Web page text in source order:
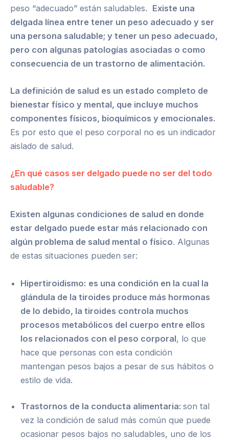
peso “adecuado” están saludables. Existe una
delgada línea entre tener un peso adecuado y ser
una persona saludable; y tener un peso adecuado,
pero con algunas patologías asociadas o como
consecuencia de un trastorno de alimentación.
La definición de salud es un estado completo de
bienestar físico y mental, que incluye muchos
componentes físicos, bioquímicos y emocionales.
Es por esto que el peso corporal no es un indicador
aislado de salud.
¿En qué casos ser delgado puede no ser del todo
saludable?
Existen algunas condiciones de salud en donde
estar delgado puede estar más relacionado con
algún problema de salud mental o físico. Algunas
de estas situaciones pueden ser:
Hipertiroidismo: es una condición en la cual la
glándula de la tiroides produce más hormonas
de lo debido, la tiroides controla muchos
procesos metabólicos del cuerpo entre ellos
los relacionados con el peso corporal, lo que
hace que personas con esta condición
mantengan pesos bajos a pesar de sus hábitos o
estilo de vida.
Trastornos de la conducta alimentaria: son tal
vez la condición de salud más común que puede
ocasionar pesos bajos no saludables, uno de los